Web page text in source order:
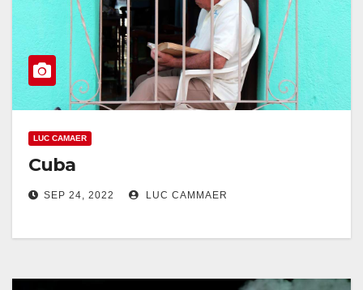
LUC CAMAER
Cuba
SEP 24, 2022 LUC CAMMAER